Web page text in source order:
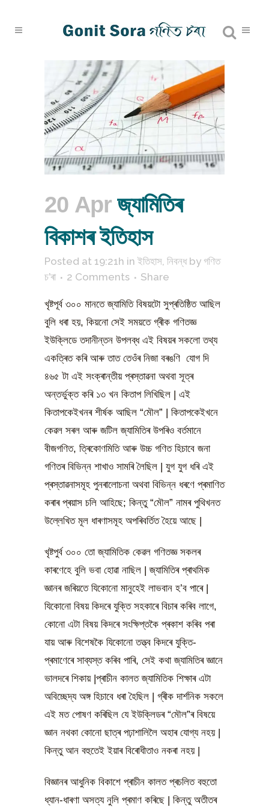
20 Apr জ্যামিতিৰ
বিকাশৰ ইতিহাস
Posted at 19:21h in ইতিহাস, নিবন্ধ by গণিত
চ’ৰা
2 Comments Share
খৃষ্টপূৰ্ব ৩০০ মানতে জ্যামিতি বিষয়টো সুপ্ৰতিষ্ঠিত আছিল
বুলি ধৰা হয়, কিয়নো সেই সময়তে গ্ৰীক গণিতজ্ঞ
ইউক্লিডে তদানীন্তন উপলব্ধ এই বিষয়ৰ সকলো তথ্য
একত্ৰিত কৰি আৰু তাত তেওঁৰ নিজা বৰঙণি যোগ দি
৪৬৫ টা এই সংক্ৰান্তীয় প্ৰস্তাৱনা অথবা সূত্ৰ
অন্তৰ্ভুক্ত কৰি ১৩ খন কিতাপ লিখিছিল | এই
কিতাপকেইখনৰ শীৰ্ষক আছিল “মৌল” | কিতাপকেইখনে
কেৱল সৰল আৰু জটিল জ্যামিতিৰ উপৰিও বৰ্তমানে
বীজগণিত, ত্ৰিকোণমিতি আৰু উচ্চ গণিত হিচাবে জনা
গণিতৰ বিভিন্ন শাখাও সামৰি লৈছিল | যুগ যুগ ধৰি এই
প্ৰস্তাৱনাসমূহ পুনৰালোচনা অথবা বিভিন্ন ধৰণে প্ৰমাণিত
কৰাৰ প্ৰয়াস চলি আহিছে; কিন্তু “মৌল” নামৰ পুথিখনত
উল্লেখিত মূল ধাৰণাসমূহ অপৰিবৰ্তিত হৈয়ে আছে |
খৃষ্টপুৰ্ব ৩০০ তো জ্যামিতিক কেৱল গণিতজ্ঞ সকলৰ
কাৰণেহে বুলি ভবা হোৱা নাছিল | জ্যামিতিৰ প্ৰাথমিক
জ্ঞানৰ জৰিয়তে যিকোনো মানুহেই লাভবান হ’ব পাৰে |
যিকোনো বিষয় কিদৰে যুক্তি সহকাৰে বিচাৰ কৰিব লাগে,
কোনো এটা বিষয় কিদৰে সংক্ষিপ্তকৈ প্ৰকাশ কৰিব পৰা
যায় আৰু বিশেষকৈ যিকোনো তত্ত্ব কিদৰে যুক্তি-
প্ৰমাণেৰে সাব্যস্ত কৰিব পাৰি, সেই কথা জ্যামিতিৰ জ্ঞানে
ভালদৰে শিকায় |প্ৰাচীন কালত জ্যামিতিক শিক্ষাৰ এটা
অবিচ্ছেদ্য অঙ্গ হিচাবে ধৰা হৈছিল | গ্ৰীক দাৰ্শনিক সকলে
এই মত পোষণ কৰিছিল যে ইউক্লিডৰ “মৌল”ৰ বিষয়ে
জ্ঞান নথকা কোনো ছাত্ৰ পঢ়াশালিলৈ অহাৰ যোগ্য নহয় |
কিন্তু আন বহুতেই ইয়াৰ বিৰোধীতাও নকৰা নহয় |
বিজ্ঞানৰ আধুনিক বিকাশে প্ৰাচীন কালত প্ৰচলিত বহুতো
ধ্যান-ধাৰণা অসত্য নুলি প্ৰমাণ কৰিছে | কিন্তু অতীতৰ